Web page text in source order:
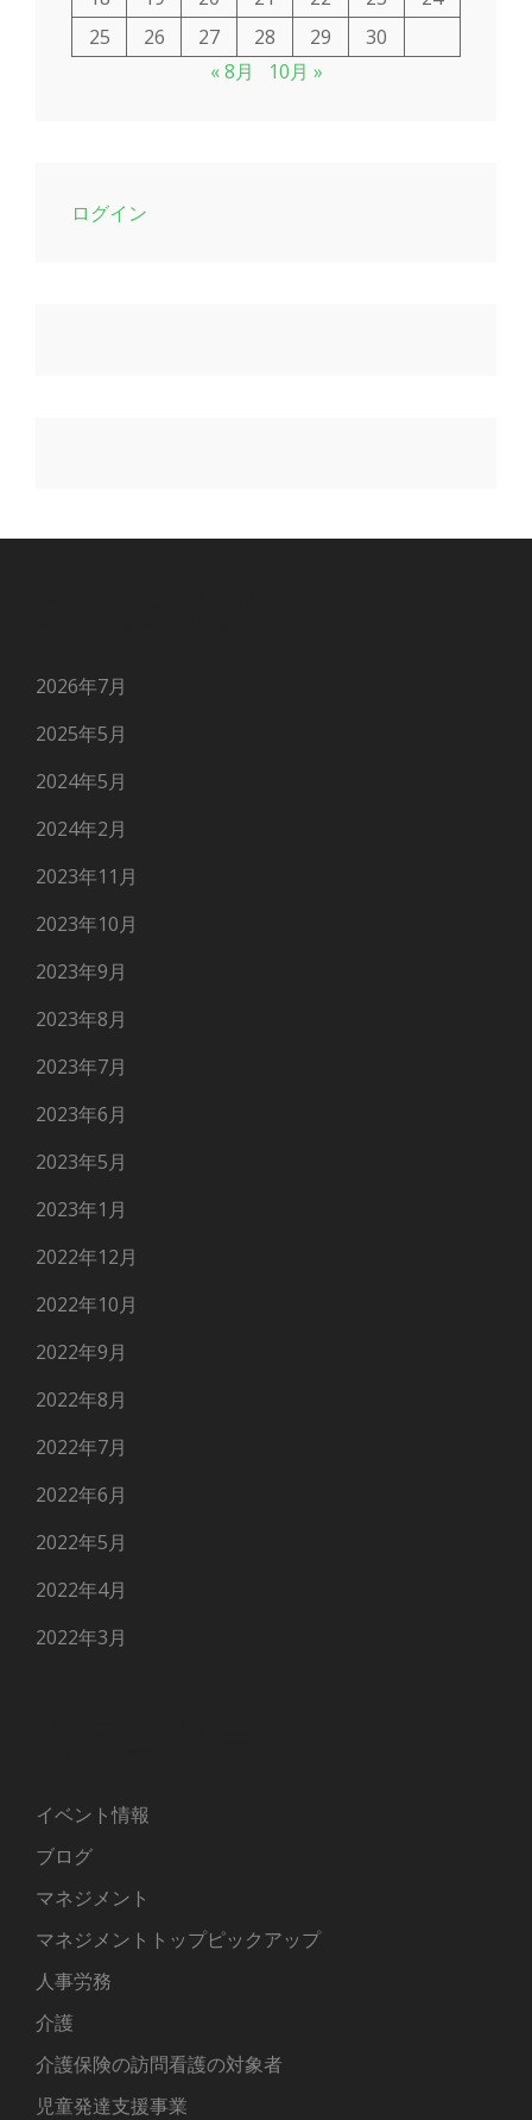
25
26 27 28 29
30
« 8月
10月 »
ログイン
2026年7月
2025年5月
2024年5月
2024年2月
2023年11月
2023年10月
2023年9月
2023年8月
2023年7月
2023年6月
2023年5月
2023年1月
2022年12月
2022年10月
2022年9月
2022年8月
2022年7月
2022年6月
2022年5月
2022年4月
2022年3月
イベント情報
ブログ
マネジメント
マネジメントトップピックアップ
人事労務
介護
介護保険の訪問看護の対象者
児童発達支援事業